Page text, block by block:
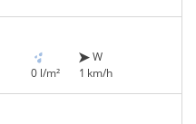
0 l/m²
W
1 km/h